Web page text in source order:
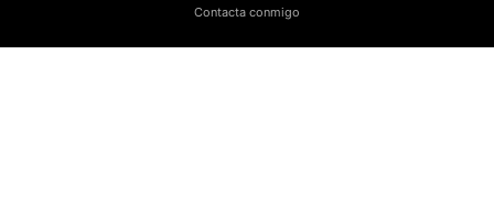
Contacta conmigo